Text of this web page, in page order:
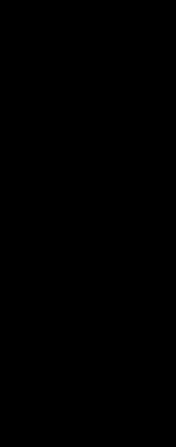
Перейти к